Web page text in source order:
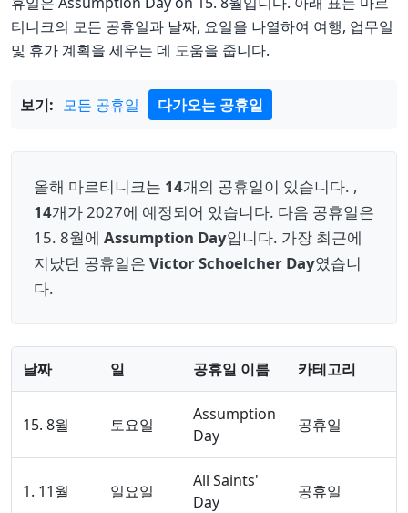
티니크의 모든 공휴일과 날짜, 요일을 나열하여 여행, 업무일
및 휴가 계획을 세우는 데 도움을 줍니다.
보기: 모든 공휴일 다가오는 공휴일
올해 마르티니크는 14개의 공휴일이 있습니다. ,
14개가 2027에 예정되어 있습니다. 다음 공휴일은
15. 8월에 Assumption Day입니다. 가장 최근에
지났던 공휴일은 Victor Schoelcher Day였습니
다.
날짜 일 공휴일 이름 카테고리
15. 8월 토요일
Assumption
Day
공휴일
1. 11월 일요일
All Saints'
Day
공휴일